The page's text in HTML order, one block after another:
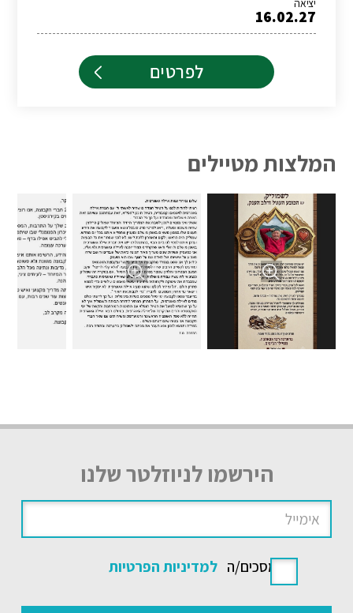
יציאה
16.02.27
לפרטים
המלצות מטיילים
הירשמו לניוזלטר שלנו
אני מסכים/ה למדיניות הפרטיות